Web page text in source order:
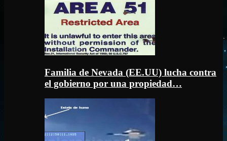
Familia de Nevada (EE.UU) lucha contra
el gobierno por una propiedad…